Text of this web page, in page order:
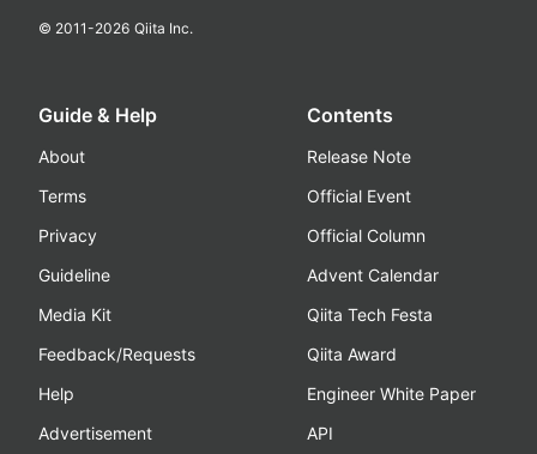
© 2011-2026 Qiita Inc.
Guide & Help
About
Terms
Privacy
Guideline
Media Kit
Feedback/Requests
Help
Advertisement
Contents
Release Note
Official Event
Official Column
Advent Calendar
Qiita Tech Festa
Qiita Award
Engineer White Paper
API